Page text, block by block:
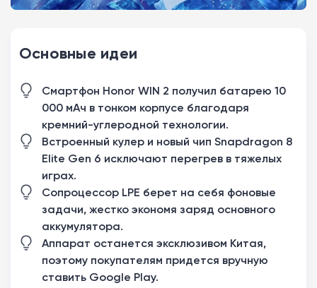
Основные идеи
Смартфон Honor WIN 2 получил батарею 10
000 мАч в тонком корпусе благодаря
кремний-углеродной технологии.
Встроенный кулер и новый чип Snapdragon 8
Elite Gen 6 исключают перегрев в тяжелых
играх.
Сопроцессор LPE берет на себя фоновые
задачи, жестко экономя заряд основного
аккумулятора.
Аппарат останется эксклюзивом Китая,
поэтому покупателям придется вручную
ставить Google Play.